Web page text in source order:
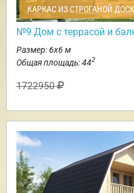
КАРКАС ИЗ СТРОГАНОЙ
№9 Дом с террасой и
Размер: 6х6 м
Общая площадь: 442
1722950